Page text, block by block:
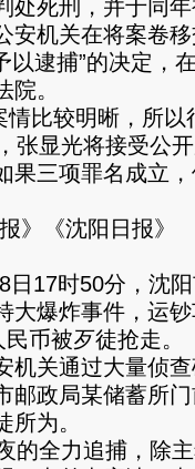
处死刑，并于同
机关在将案卷移
以逮捕”的决定，
院。
比较明晰，所以
张显光将接受公
果三项罪名成立，
《沈阳日报》
17时50分，沈阳
大爆炸事件，运
币被歹徒抢走。
关通过大量侦查
邮政局某储蓄所
所为。
全力追捕，除主